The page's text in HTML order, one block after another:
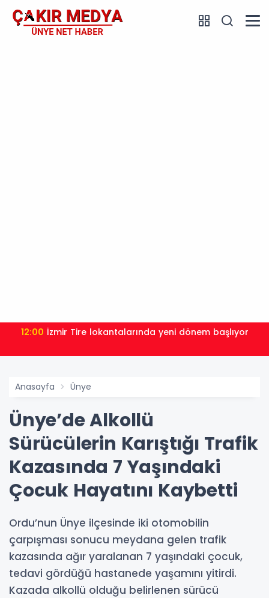
12:00 İzmir Tire lokantalarında yeni dönem başlıyor
Anasayfa Ünye
Ünye’de Alkollü
Sürücülerin Karıştığı Trafik
Kazasında 7 Yaşındaki
Çocuk Hayatını Kaybetti
Ordu’nun Ünye ilçesinde iki otomobilin
çarpışması sonucu meydana gelen trafik
kazasında ağır yaralanan 7 yaşındaki çocuk,
tedavi gördüğü hastanede yaşamını yitirdi.
Kazada alkollü olduğu belirlenen sürücü